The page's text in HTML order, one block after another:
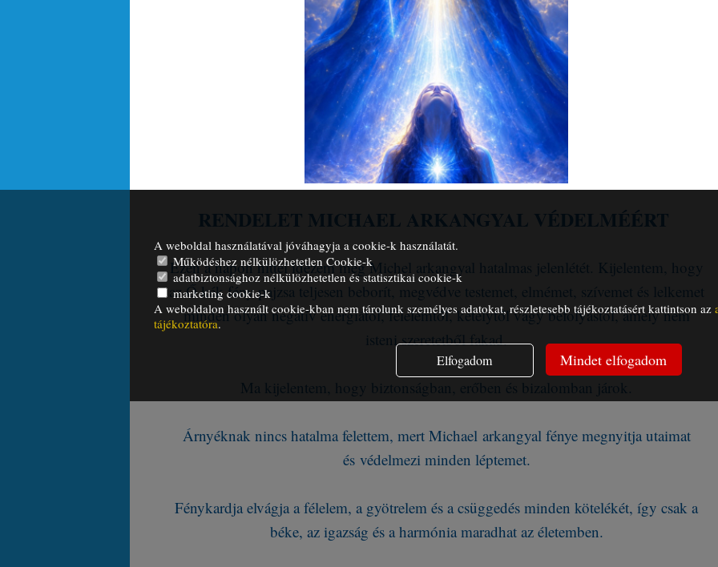
RENDELET MICHAEL ARKANGYAL VÉDELMÉÉRT
Ezen a napon hittel idézem meg Michel arkangyal hatalmas jelenlétét. Kijelentem, hogy
az Ő kék fény pajzsa teljesen beborít, megvédve testemet, elmémet, szívemet és lelkemet
minden olyan negatív energiától, félelemtől, kételytől vagy befolyástól, amely nem
isteni szeretetből fakad.
Ma kijelentem, hogy biztonságban, erőben és bizalomban járok.
Árnyéknak nincs hatalma felettem, mert Michael arkangyal fénye megnyitja utaimat
és védelmezi minden léptemet.
Fénykardja elvágja a félelem, a gyötrelem és a csüggedés minden kötelékét, így csak a
béke, az igazság és a harmónia maradhat az életemben.
A weboldal használatával jóváhagyja a cookie-k használatát.
Működéshez nélkülözhetetlen Cookie-k
adatbiztonsághoz nélkülözhetetlen és statisztikai cookie-k
marketing cookie-k
A weboldalon használt cookie-kban nem tárolunk személyes adatokat, részletesebb tájékoztatásért kattintson az
tájékoztatóra.
Elfogadom Mindet elfogadom